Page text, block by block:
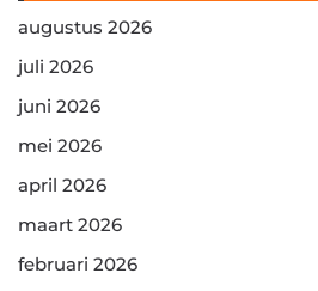
augustus 2026
juli 2026
juni 2026
mei 2026
april 2026
maart 2026
februari 2026